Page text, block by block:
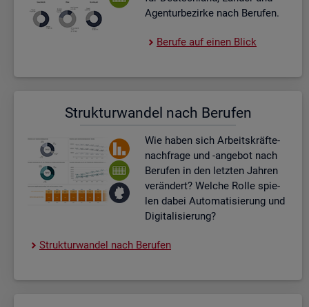
Agen­tur­be­zir­ke nach Be­ru­fen.
Be­ru­fe auf einen Blick
Struk­tur­wan­del nach Be­ru­fen
Wie haben sich Ar­beits­kräf­te­
nach­fra­ge und -an­ge­bot nach
Be­ru­fen in den letz­ten Jah­ren
ver­än­dert? Wel­che Rolle spie­
len dabei Au­to­ma­ti­sie­rung und
Di­gi­ta­li­sie­rung?
Struk­tur­wan­del nach Be­ru­fen